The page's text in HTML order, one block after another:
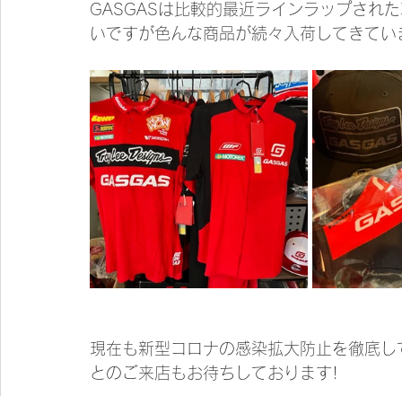
GASGASは比較的最近ラインラップされ
いですが色んな商品が続々入荷してきて
現在も新型コロナの感染拡大防止を徹底
とのご来店もお待ちしております!